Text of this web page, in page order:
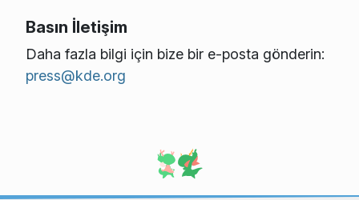
Basın İletişim
Daha fazla bilgi için bize bir e-posta gönderin:
press@kde.org